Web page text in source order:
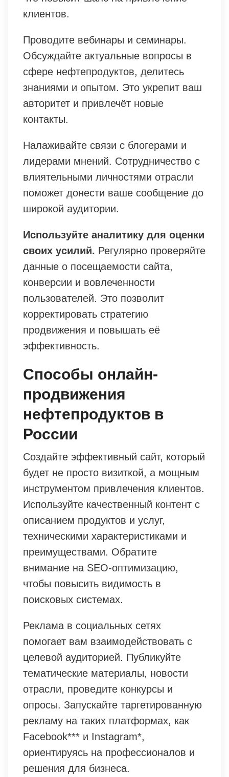
клиентов.
Проводите вебинары и семинары.
Обсуждайте актуальные вопросы в
сфере нефтепродуктов, делитесь
знаниями и опытом. Это укрепит ваш
авторитет и привлечёт новые
контакты.
Налаживайте связи с блогерами и
лидерами мнений. Сотрудничество с
влиятельными личностями отрасли
поможет донести ваше сообщение до
широкой аудитории.
Используйте аналитику для оценки
своих усилий. Регулярно проверяйте
данные о посещаемости сайта,
конверсии и вовлеченности
пользователей. Это позволит
корректировать стратегию
продвижения и повышать её
эффективность.
Способы онлайн-
продвижения
нефтепродуктов в
России
Создайте эффективный сайт, который
будет не просто визиткой, а мощным
инструментом привлечения клиентов.
Используйте качественный контент с
описанием продуктов и услуг,
техническими характеристиками и
преимуществами. Обратите
внимание на SEO-оптимизацию,
чтобы повысить видимость в
поисковых системах.
Реклама в социальных сетях
помогает вам взаимодействовать с
целевой аудиторией. Публикуйте
тематические материалы, новости
отрасли, проведите конкурсы и
опросы. Запускайте таргетированную
рекламу на таких платформах, как
Facebook*** и Instagram*,
ориентируясь на профессионалов и
решения для бизнеса.